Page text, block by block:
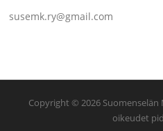
susemk.ry@gmail.com
Copyright © 2026
oikeudet